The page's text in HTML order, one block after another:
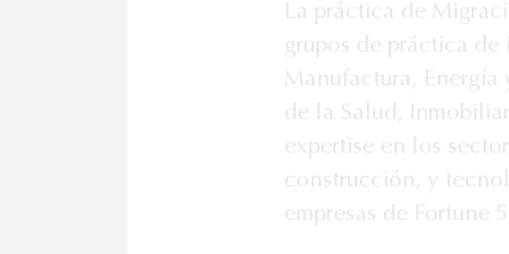
La práctica de
grupos de práctica
Manufactura, Energía
de la Salud,
expertise en los
construcción, y